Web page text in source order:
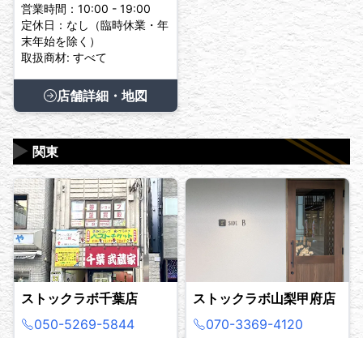
営業時間：10:00 - 19:00
定休日：なし（臨時休業・年
末年始を除く）
取扱商材: すべて
店舗詳細・地図
関東
▶
ストックラボ千葉店
050-5269-5844
ストックラボ山梨甲府店
070-3369-4120